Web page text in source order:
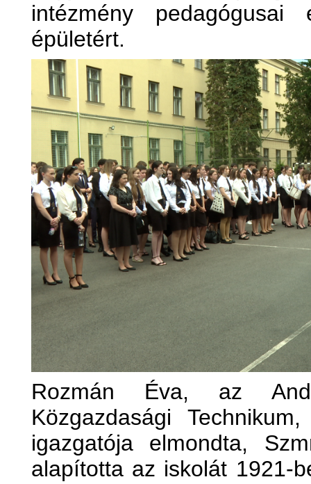
intézmény
épületért.
Rozmán Éva, az
Közgazdasági
igazgatója elmondta,
alapította az iskolát 1921-